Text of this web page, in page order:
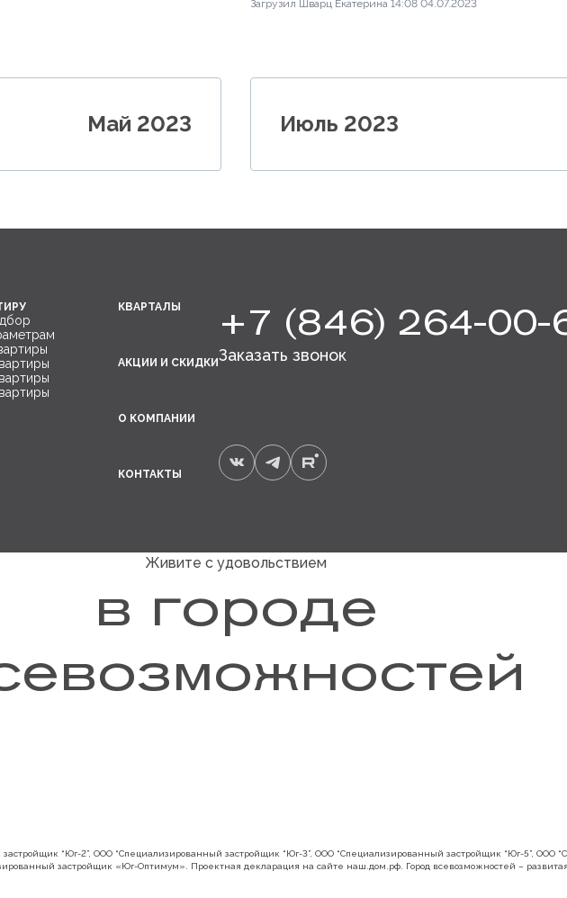
Загрузил Шварц Екатерина 14:08 04.07.2023
Май 2023 Июль 2023
из 2
КВАРТАЛЫ
АКЦИИ И СКИДКИ
О КОМПАНИИ
КОНТАКТЫ
+7 (846) 264-00-
Заказать звонок
Живите с удовольствием
в городе
“Юг-2”, ООО “Специализированный застройщик “Юг-3”, ООО “Специализированный застройщик “Юг-5”, ООО
застройщик «Юг-Оптимум». Проектная декларация на сайте наш.дом.рф . Город всевозможностей –